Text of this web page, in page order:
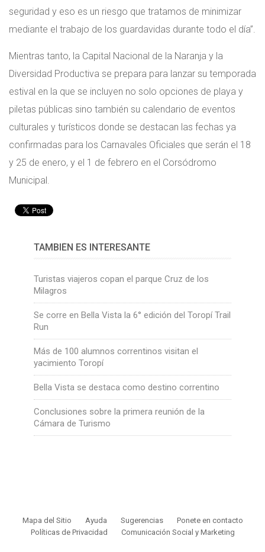
seguridad y eso es un riesgo que tratamos de minimizar
mediante el trabajo de los guardavidas durante todo el día”.
Mientras tanto, la Capital Nacional de la Naranja y la
Diversidad Productiva se prepara para lanzar su temporada
estival en la que se incluyen no solo opciones de playa y
piletas públicas sino también su calendario de eventos
culturales y turísticos donde se destacan las fechas ya
confirmadas para los Carnavales Oficiales que serán el 18
y 25 de enero, y el 1 de febrero en el Corsódromo
Municipal.
TAMBIÉN ES INTERESANTE
Turistas viajeros copan el parque Cruz de los
Milagros
Se corre en Bella Vista la 6° edición del Toropí Trail
Run
Más de 100 alumnos correntinos visitan el
yacimiento Toropí
Bella Vista se destaca como destino correntino
Conclusiones sobre la primera reunión de la
Cámara de Turismo
Mapa del Sitio Ayuda Sugerencias
Ponete en contacto
Políticas de Privacidad
Comunicación Social y Marketing